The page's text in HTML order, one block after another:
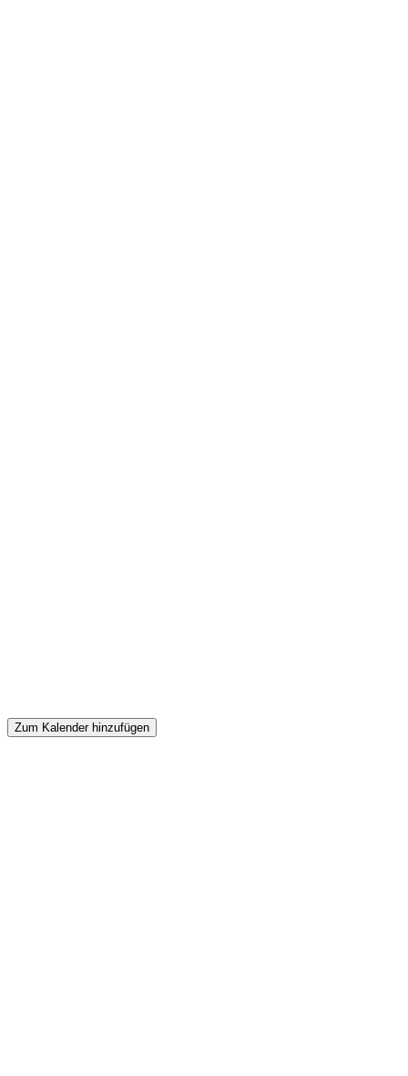
Zum Kalender hinzufügen